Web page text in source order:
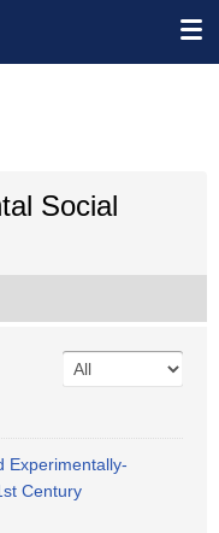
Social
Experimentally-
Century